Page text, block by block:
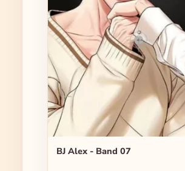
BJ Alex - Band 07